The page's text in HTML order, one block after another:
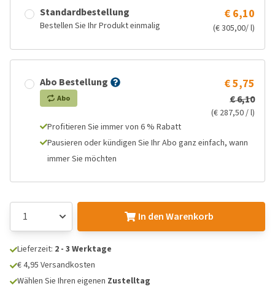
Standardbestellung
Bestellen Sie Ihr Produkt einmalig
€ 6,10
(€ 305,00/ l)
Abo Bestellung
Abo
€ 5,75
€ 6,10
(€ 287,50 / l)
Profitieren Sie immer von 6 % Rabatt
Pausieren oder kündigen Sie Ihr Abo ganz einfach, wann
immer Sie möchten
In den Warenkorb
Lieferzeit: 2 - 3 Werktage
€ 4,95 Versandkosten
Wählen Sie Ihren eigenen Zustelltag